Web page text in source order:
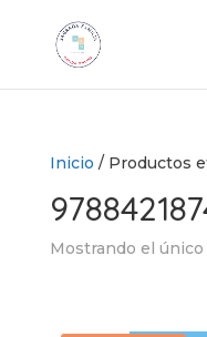
Inicio / Productos
Mostrando el